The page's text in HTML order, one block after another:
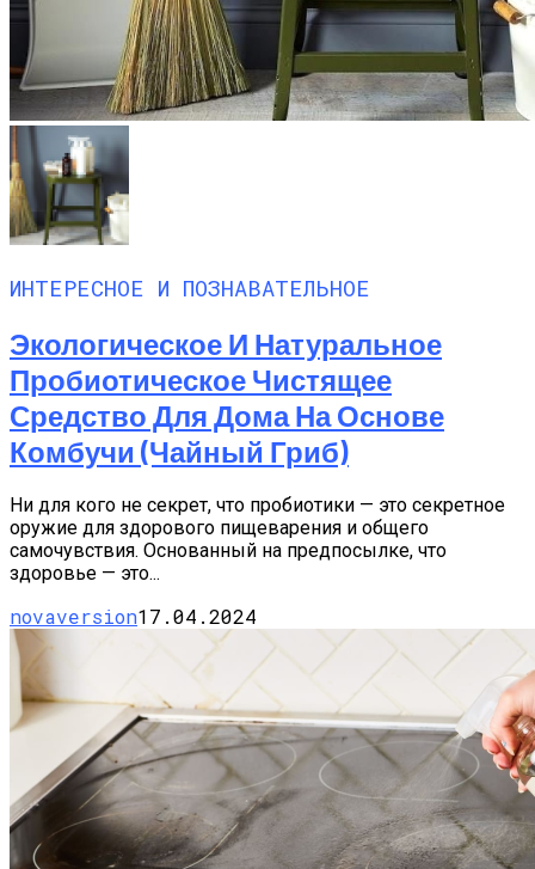
ИНТЕРЕСНОЕ И ПОЗНАВАТЕЛЬНОЕ
Экологическое И Натуральное
Пробиотическое Чистящее
Средство Для Дома На Основе
Комбучи (чайный Гриб)
Ни для кого не секрет, что пробиотики — это секретное
оружие для здорового пищеварения и общего
самочувствия. Основанный на предпосылке, что
здоровье — это...
novaversion17.04.2024